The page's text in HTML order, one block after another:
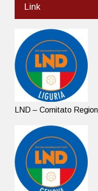
Link
LND – Comitato